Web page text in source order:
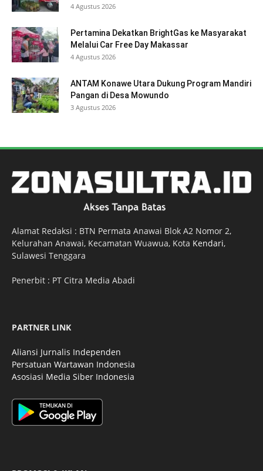
4 Agustus 2026
Pertamina Dekatkan BrightGas ke Masyarakat
Melalui Car Free Day Makassar
4 Agustus 2026
ANTAM Konawe Utara Dukung Program Mandiri
Pangan di Desa Mowundo
3 Agustus 2026
Alamat Redaksi : BTN Permata Anawai Blok A2 Nomor 2,
Kelurahan Anawai, Kecamatan Wuawua, Kota Kendari,
Sulawesi Tenggara
Penerbit : PT Citra Media Abadi
PARTNER LINK
Aliansi Jurnalis Independen
Persatuan Wartawan Indonesia
Asosiasi Media Siber Indonesia